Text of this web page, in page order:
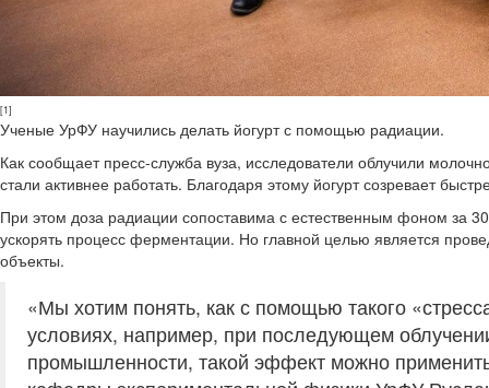
[1]
Ученые УрФУ научились делать йогурт с помощью радиации.
Как сообщает пресс-служба вуза, исследователи облучили
стали активнее работать. Благодаря этому йогурт созревает
При этом доза радиации сопоставима с естественным фоном за
ускорять процесс ферментации. Но главной целью является
объекты.
«Мы хотим понять, как с помощью такого
условиях, например, при последующем
промышленности, такой эффект можно